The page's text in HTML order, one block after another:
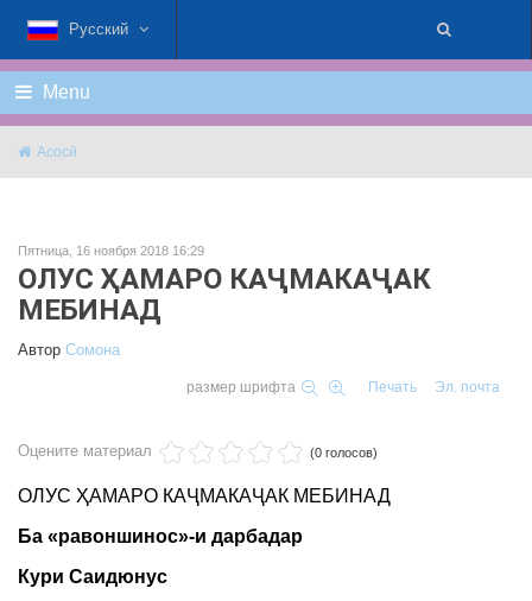
Русский
Menu
Асосӣ
Пятница, 16 ноября 2018 16:29
ОЛУС ҲАМАРО КАҶМАКАҶАК
МЕБИНАД
Автор Cомона
размер шрифта Печать Эл. почта
Оцените материал (0 голосов)
ОЛУС ҲАМАРО КАҶМАКАҶАК МЕБИНАД
Ба «равоншинос»-и дарбадар
Кури Саидюнус